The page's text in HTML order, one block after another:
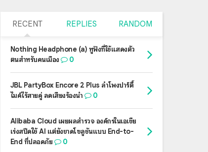
RECENT REPLIES RANDOM
Nothing Headphone (a) หูฟังที่ใช้แสดงตัว
ตนสำหรับคนเมือง
0
JBL PartyBox Encore 2 Plus ลำโพงปาร์ตี้
ไมค์ไร้สายคู่ ลดเสียงร้องนำ
0
Alibaba Cloud เผยผลสำรวจ องค์กรในเอเชีย
เร่งสปีดใช้ AI แต่ยังขาดโซลูชันแบบ End-to-
End ที่ปลอดภัย
0